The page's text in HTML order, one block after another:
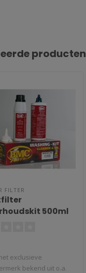
producten
FILTER
500ml
exclusieve
bekend uit o.a.